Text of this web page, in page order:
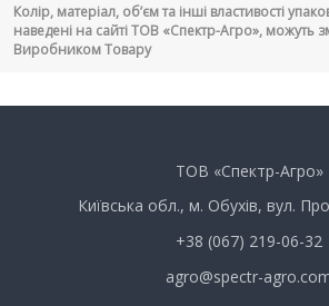
Колір, матеріал, об’єм та інші властивості
наведені на сайті ТОВ «Спектр-Агро», можуть
Виробником Товару
ТОВ «Спектр-Агро»
Київська обл., м. Обухів, вул.
+38 (067) 219-06-32
agro@spectr-